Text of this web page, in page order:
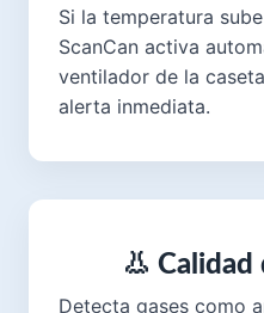
Si la temperatura
ScanCan activa
ventilador de la
alerta inmediata.
👃 Calidad
Detecta gases como